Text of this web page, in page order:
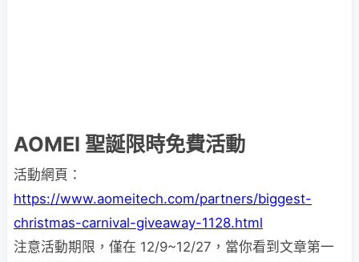
AOMEI 聖誕限時免費活動
活動網頁：
https://www.aomeitech.com/partners/biggest-
christmas-carnival-giveaway-1128.html
注意活動期限，僅在 12/9~12/27，當你看到文章第一